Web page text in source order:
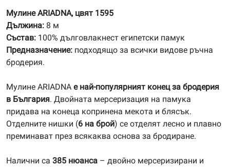
Мулине ARIADNA, цвят 1595
Дължина: 8 м
Състав: 100% дълговлакнест египетски памук
Предназначение: подходящо за всички видове ръчна
бродерия.
Мулине ARIADNA е най-популярният конец за бродерия
в България. Двойната мерсеризация на памука
придава на конеца копринена мекота и блясък.
Отделните нишки (6 на брой) се отделят лесно и плавно
преминават през всякаква основа за бродиране.
Налични са 385 нюанса – двойно мерсеризирани и